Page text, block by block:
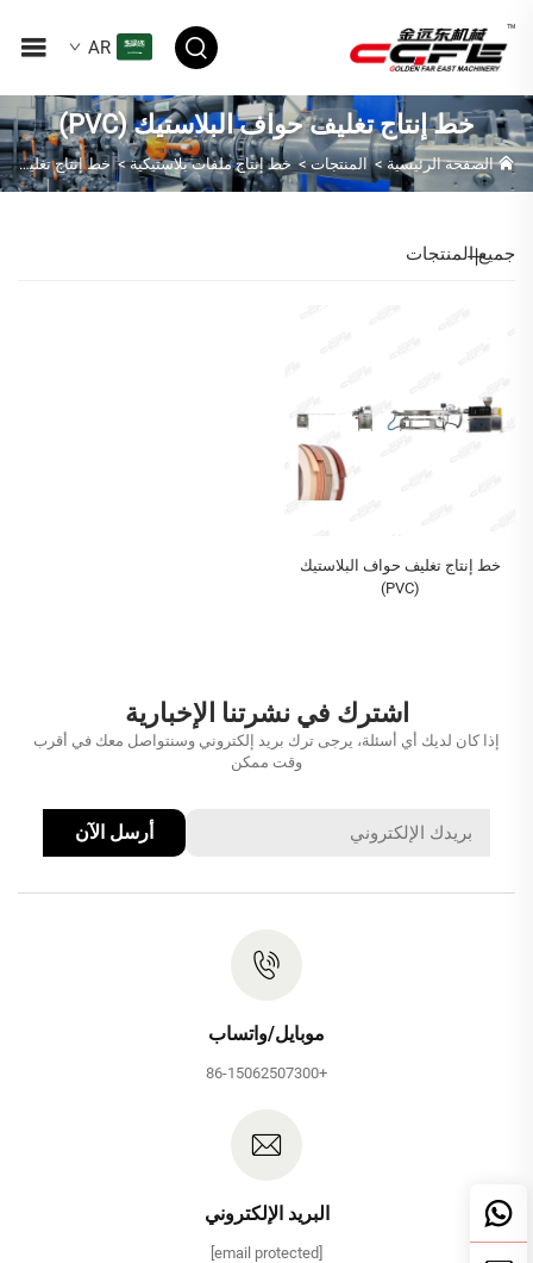
AR
خط إنتاج تغليف حواف البلاستيك (PVC)
الصفحة الرئيسية>المنتجات>خط إنتاج ملفات بلاستيكية> خط إنتاج تغليف حواف البلاستيك (PVC)
جميع المنتجات
خط إنتاج تغليف حواف البلاستيك
(PVC)
اشترك في نشرتنا الإخبارية
إذا كان لديك أي أسئلة، يرجى ترك بريد إلكتروني وسنتواصل معك في أقرب
وقت ممكن
أرسل الآن
موبايل/واتساب
+86-15062507300
البريد الإلكتروني
[email protected]